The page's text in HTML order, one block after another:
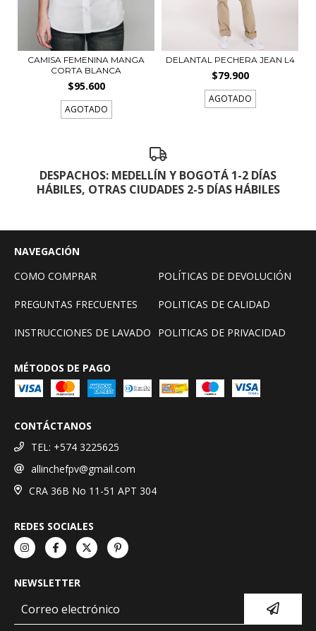
CAMISA FEMENINA MANGA
CORTA BLANCA
$95.600
AGOTADO
DELANTAL PECHERA JEAN L4
$79.900
AGOTADO
DESPACHOS: MEDELLÍN Y BOGOTÁ 1-2 DÍAS
HÁBILES, OTRAS CIUDADES 2-5 DÍAS HÁBILES
NAVEGACIÓN
COMO COMPRAR
POLÍTICAS DE DEVOLUCIÓN
PREGUNTAS FRECUENTES POLITICAS DE CALIDAD
INSTRUCCIONES DE LAVADO POLITICAS DE PRIVACIDAD
MÉTODOS DE PAGO
CONTÁCTANOS
TEL: +574 3225625
allinchefpv@gmail.com
CRA 36B No 11-51 APT 304
REDES SOCIALES
NEWSLETTER